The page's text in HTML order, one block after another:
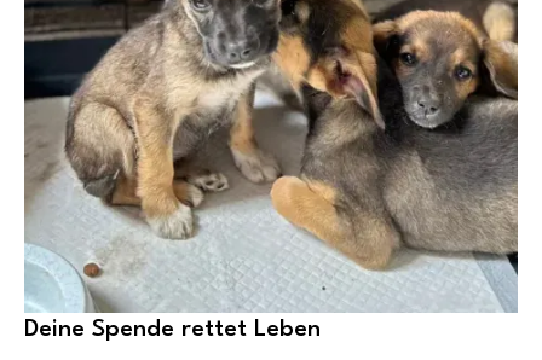
Deine Spende rettet Leben